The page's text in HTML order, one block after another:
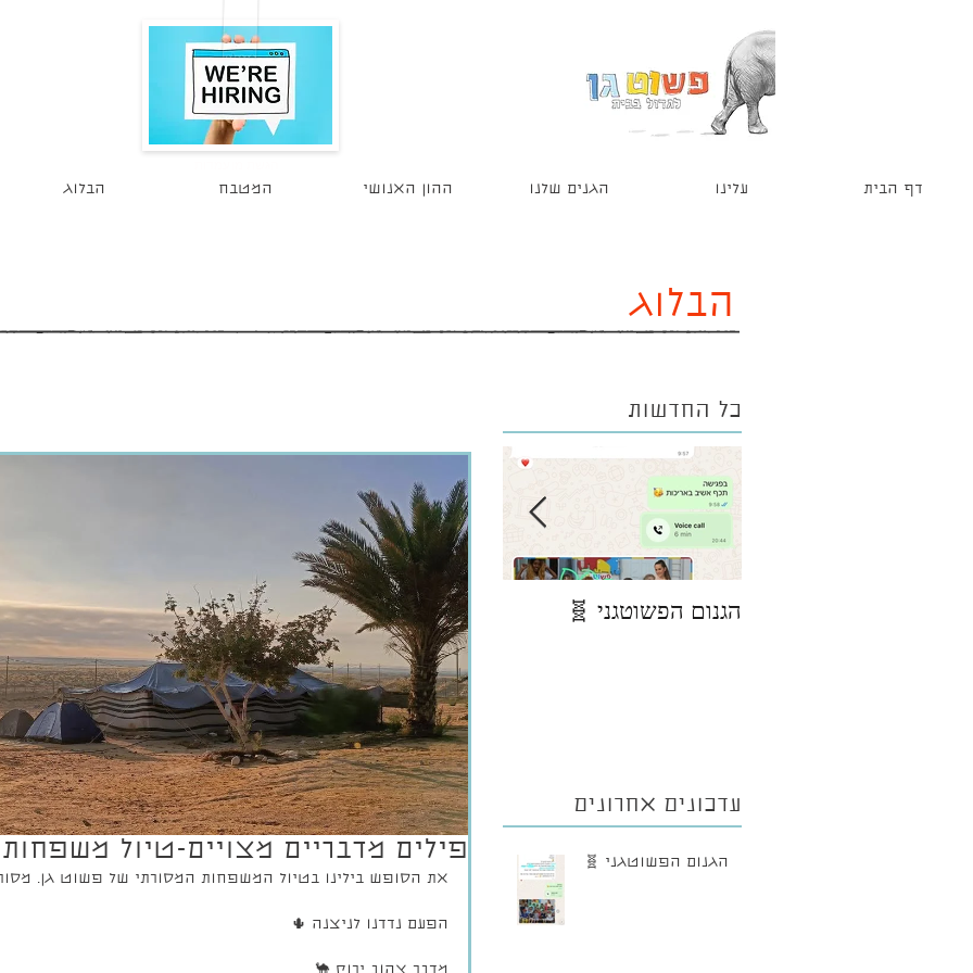
הבלוג המטבח ההון האנושי הגנים שלנו עלינו דף הבית
הבלוג
פילים מדבריים מצויים-טיול
את הסופש בילינו בטיול המשפחות המסורתי של פשוט גן. מסורת
הפעם נדדנו לניצנה 🌵
כל החדשות
הגנום הפשוטגני 🧬
פילים מדבריים
מצויים-טיול משפחות
ניצנה
יום עיון- דימוי הילד
ותפיסת המחנכת
עדכונים אחרונים
הגנום הפשוטגני 🧬